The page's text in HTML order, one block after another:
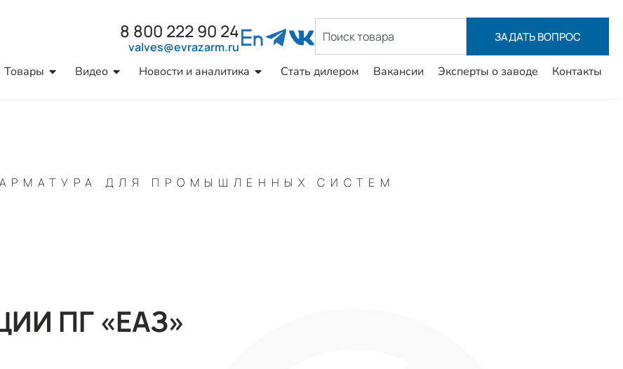
8 800 222 90 24
valves@evrazarm.ru
ЗАДАТЬ ВОПРОC
Товары Видео Новости и аналитика Стать дилером Вакансии Эксперты о заводе Контакты
ДЛЯ ПРОМЫШЛЕННЫХ СИСТЕМ
ПГ «ЕАЗ»